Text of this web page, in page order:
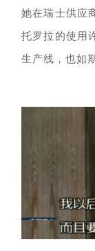
她在瑞士供应
托罗拉的使用
生产线，也如